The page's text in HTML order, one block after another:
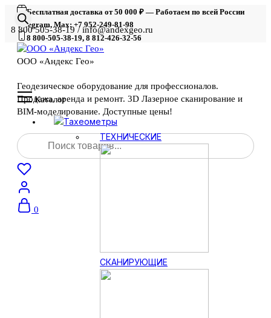
Бесплатная доставка от 50 000 ₽ — Работаем по всей России
Telegram, Max: +7 952-249-81-98
8 800-505-38-19, 8 812-426-32-56
8 800 505-38-19 / info@andexgeo.ru
ООО «Андекс Гео»
Геодезическое оборудование для профессионалов.
Продажа, аренда и ремонт. 3D Лазерное сканирование и
BIM-моделирование. Доступные цены!
Поиск
товаров
0
Каталог
Тахеометры
ТЕХНИЧЕСКИЕ
СКАНИРУЮЩИЕ